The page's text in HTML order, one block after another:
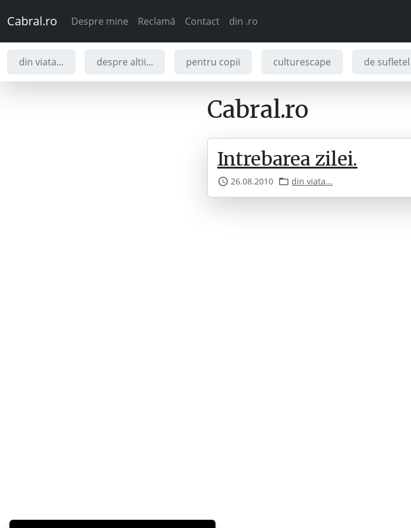
Cabral.ro Despre mine Reclamă Contact din .ro
din viata... despre altii... pentru copii culturescape de sufletel
Cabral.ro
Intrebarea zilei.
26.08.2010 din viata...